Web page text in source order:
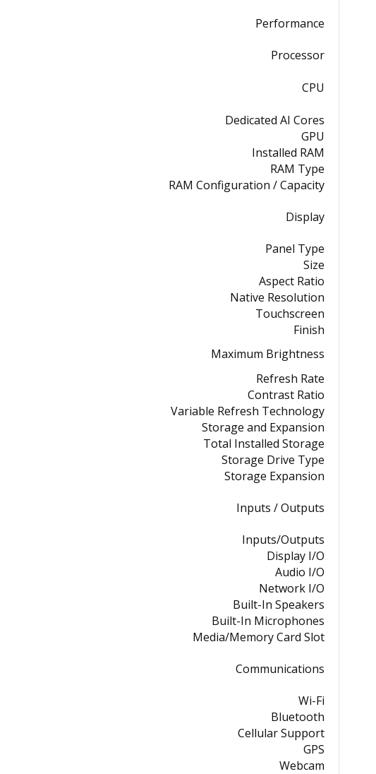
Performance
Processor
CPU
Dedicated AI Cores
GPU
Installed RAM
RAM Type
RAM Configuration / Capacity
Display
Panel Type
Size
Aspect Ratio
Native Resolution
Touchscreen
Finish
Maximum Brightness
Refresh Rate
Contrast Ratio
Variable Refresh Technology
Storage and Expansion
Total Installed Storage
Storage Drive Type
Storage Expansion
Inputs / Outputs
Inputs/Outputs
Display I/O
Audio I/O
Network I/O
Built-In Speakers
Built-In Microphones
Media/Memory Card Slot
Communications
Wi-Fi
Bluetooth
Cellular Support
GPS
Webcam